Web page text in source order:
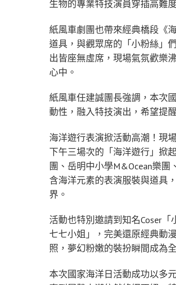
生物的專業特技演員穿插高難
紙風車劇團也帶來經典橋段《
道具，與觀眾席的「小粉絲」
出皆座無虛席，現場氣氛歡樂
心中。
紙風車任建誠團長強調，本次
動性，融入特技演出，希望提
海洋遊行表演掀活動高潮！現
下午三場次的「海洋遊行」掀
團、岳明中小學M&Ocean樂
含海洋元素的表演服裝與道具
界。
活動也特別邀請到知名Coser「
七七小姐」，完美還原經典動
照，夢幻粉嫩的裝扮瞬間成為
本次國家海洋日活動成功以多